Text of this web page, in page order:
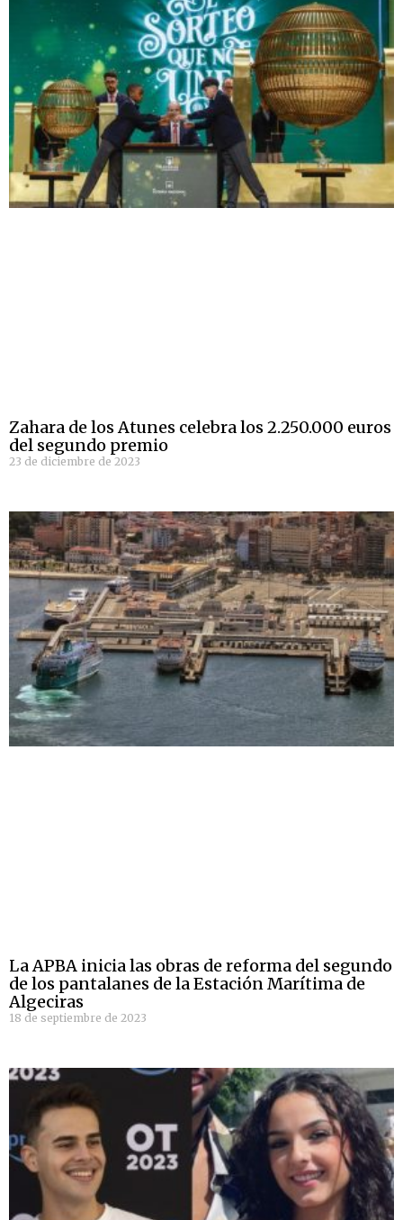
Zahara de los Atunes celebra los 2.250.000 euros
del segundo premio
23 de diciembre de 2023
La APBA inicia las obras de reforma del segundo
de los pantalanes de la Estación Marítima de
Algeciras
18 de septiembre de 2023